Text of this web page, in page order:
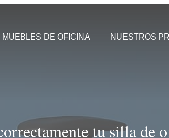
MUEBLES DE OFICINA NUESTROS
tu silla de